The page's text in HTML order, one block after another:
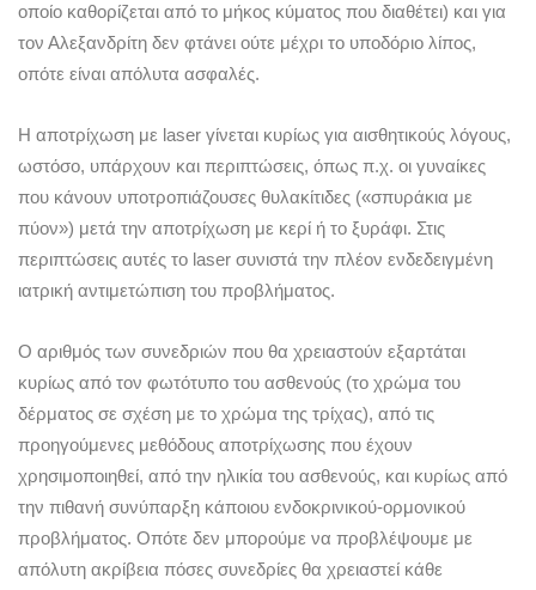
οποίο καθορίζεται από το μήκος κύματος που διαθέτει) και για
τον Αλεξανδρίτη δεν φτάνει ούτε μέχρι το υποδόριο λίπος,
οπότε είναι απόλυτα ασφαλές.
Η αποτρίχωση με laser γίνεται κυρίως για αισθητικούς λόγους,
ωστόσο, υπάρχουν και περιπτώσεις, όπως π.χ. οι γυναίκες
που κάνουν υποτροπιάζουσες θυλακίτιδες («σπυράκια με
πύον») μετά την αποτρίχωση με κερί ή το ξυράφι. Στις
περιπτώσεις αυτές το laser συνιστά την πλέον ενδεδειγμένη
ιατρική αντιμετώπιση του προβλήματος.
Ο αριθμός των συνεδριών που θα χρειαστούν εξαρτάται
κυρίως από τον φωτότυπο του ασθενούς (το χρώμα του
δέρματος σε σχέση με το χρώμα της τρίχας), από τις
προηγούμενες μεθόδους αποτρίχωσης που έχουν
χρησιμοποιηθεί, από την ηλικία του ασθενούς, και κυρίως από
την πιθανή συνύπαρξη κάποιου ενδοκρινικού-ορμονικού
προβλήματος. Οπότε δεν μπορούμε να προβλέψουμε με
απόλυτη ακρίβεια πόσες συνεδρίες θα χρειαστεί κάθε